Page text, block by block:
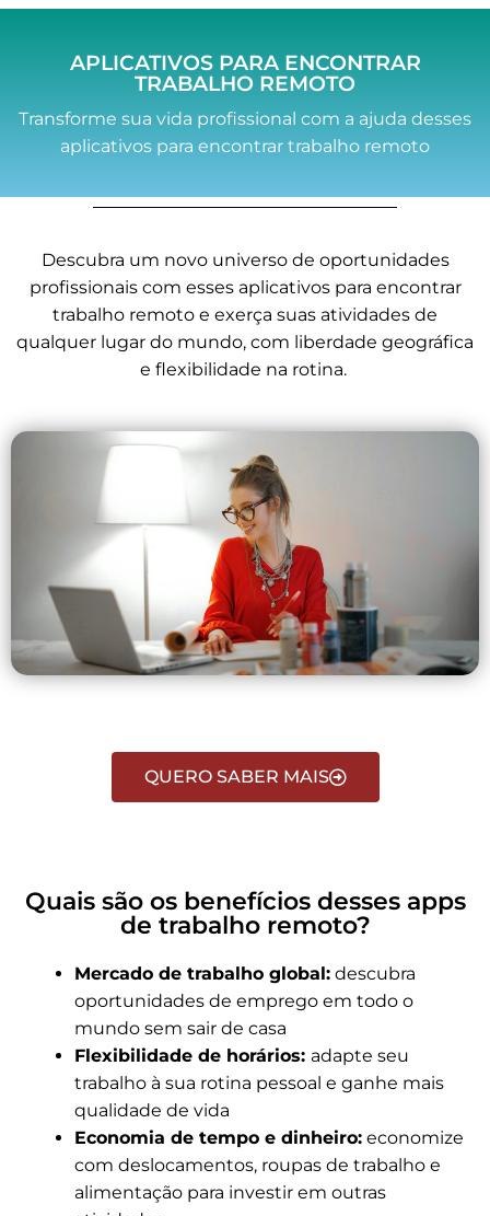
APLICATIVOS PARA ENCONTRAR
TRABALHO REMOTO
Transforme sua vida profissional com a ajuda desses
aplicativos para encontrar trabalho remoto
Descubra um novo universo de oportunidades
profissionais com esses aplicativos para encontrar
trabalho remoto e exerça suas atividades de
qualquer lugar do mundo, com liberdade geográfica
e flexibilidade na rotina.
QUERO SABER MAIS
Quais são os benefícios desses apps
de trabalho remoto?
Mercado de trabalho global: descubra
oportunidades de emprego em todo o
mundo sem sair de casa
Flexibilidade de horários: adapte seu
trabalho à sua rotina pessoal e ganhe mais
qualidade de vida
Economia de tempo e dinheiro: economize
com deslocamentos, roupas de trabalho e
alimentação para investir em outras